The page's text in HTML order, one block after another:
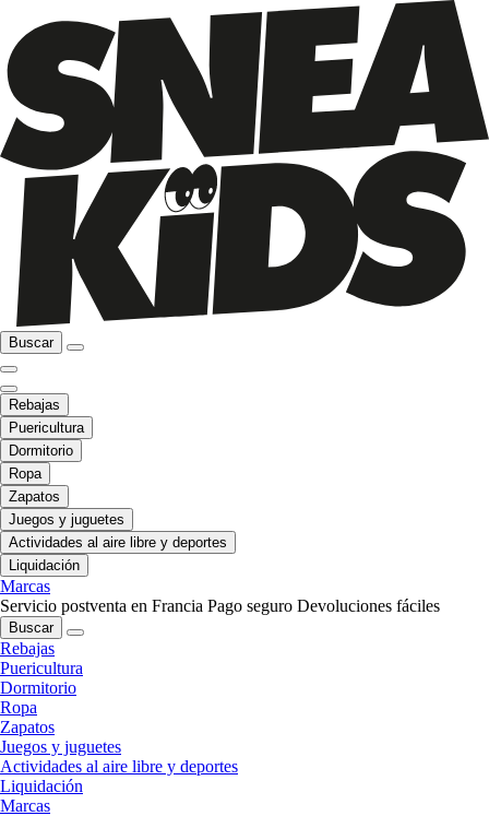
Buscar
Rebajas
Puericultura
Dormitorio
Ropa
Zapatos
Juegos y juguetes
Actividades al aire libre y deportes
Liquidación
Marcas
Servicio postventa en Francia Pago seguro Devoluciones fáciles
Buscar
Rebajas
Puericultura
Dormitorio
Ropa
Zapatos
Juegos y juguetes
Actividades al aire libre y deportes
Liquidación
Marcas